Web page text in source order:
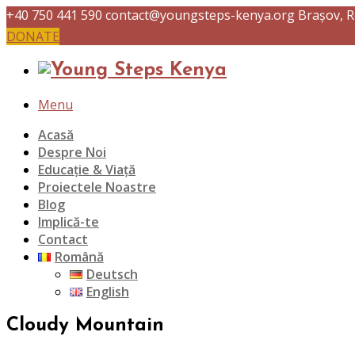
+40 750 441 590 contact@youngsteps-kenya.org Brașov,
DONATE
Menu
Acasă
Despre Noi
Educație & Viață
Proiectele Noastre
Blog
Implică-te
Contact
Română
Deutsch
English
Cloudy Mountain